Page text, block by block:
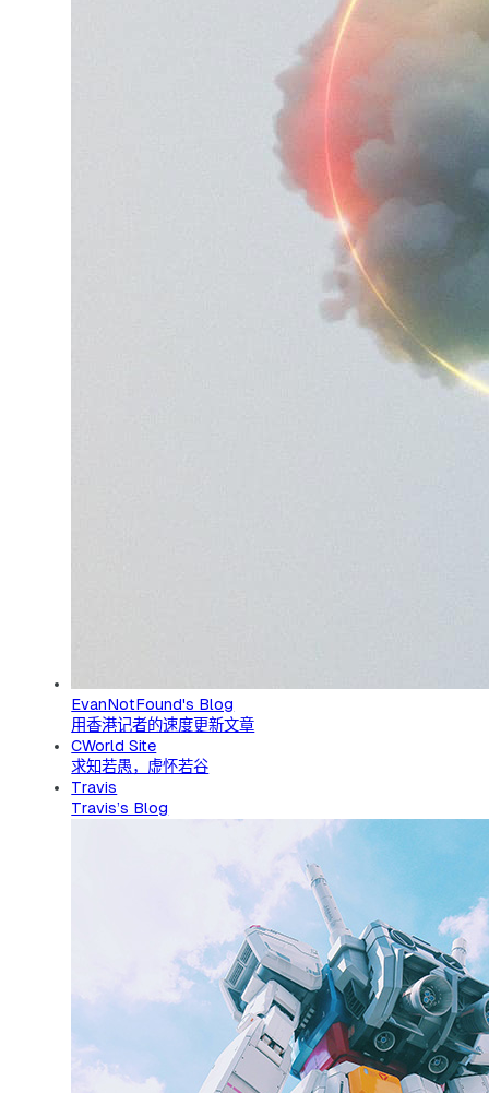
EvanNotFound's Blog
用香港记者的速度更新文章
CWorld Site
求知若愚，虚怀若谷
Travis
Travis’s Blog